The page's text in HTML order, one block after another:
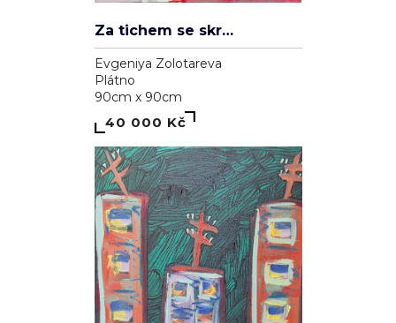
Za tichem se skrývá hluk
Evgeniya Zolotareva
Plátno
90cm x 90cm
40 000 Kč